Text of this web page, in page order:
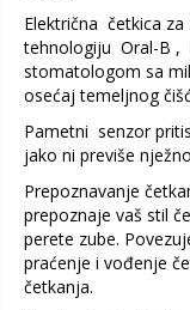
Električna četkica
tehnologiju Oral-B ,
stomatologom sa
osećaj temeljnog
Pametni senzor
jako ni previše
Prepoznavanje
prepoznaje vaš stil
perete zube.
praćenje i vođenje
četkanja.